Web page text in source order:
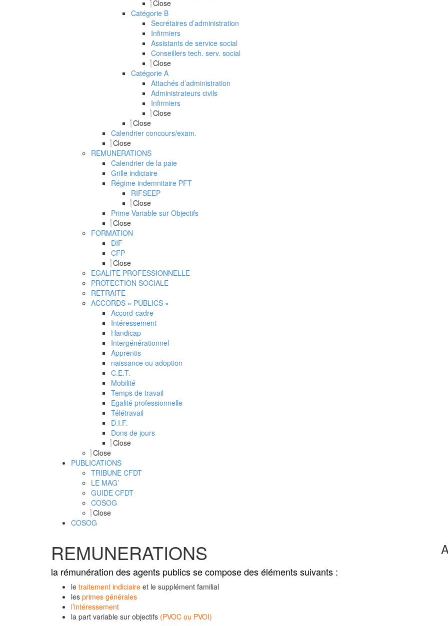
Close
Catégorie B
Secrétaires d’administration
Infirmiers
Assistants de service social
Conseillers tech. serv. social
Close
Catégorie A
Attachés d’administration
Administrateurs civils
Infirmiers
Close
Close
Calendrier concours/exam.
Close
REMUNERATIONS
Calendrier de la paie
Grille indiciaire
Régime indemnitaire PFT
RIFSEEP
Close
Prime Variable sur Objectifs
Close
FORMATION
DIF
CFP
Close
EGALITE PROFESSIONNELLE
PROTECTION SOCIALE
RETRAITE
ACCORDS « PUBLICS »
Accord-cadre
Intéressement
Handicap
Intergénérationnel
Apprentis
naissance ou adoption
C.E.T.
Mobilité
Temps de travail
Egalité professionnelle
Télétravail
D.I.F.
Dons de jours
Close
Close
PUBLICATIONS
TRIBUNE CFDT
LE MAG’
GUIDE CFDT
COSOG
Close
COSOG
REMUNERATIONS
la rémunération des agents publics se compose des éléments suivants :
le traitement indiciaire et le supplément familial
les primes générales
l’intéressement
la part variable sur objectifs (PVOC ou PVOI)